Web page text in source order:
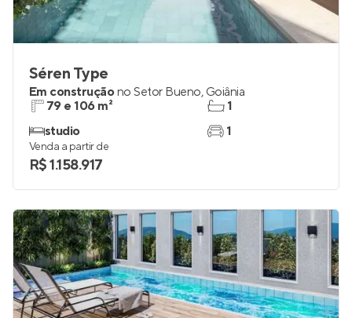
Séren Type
Em construçãono Setor Bueno, Goiânia
79 e 106 m²
studio
1
1
Venda a partir de
R$ 1.158.917